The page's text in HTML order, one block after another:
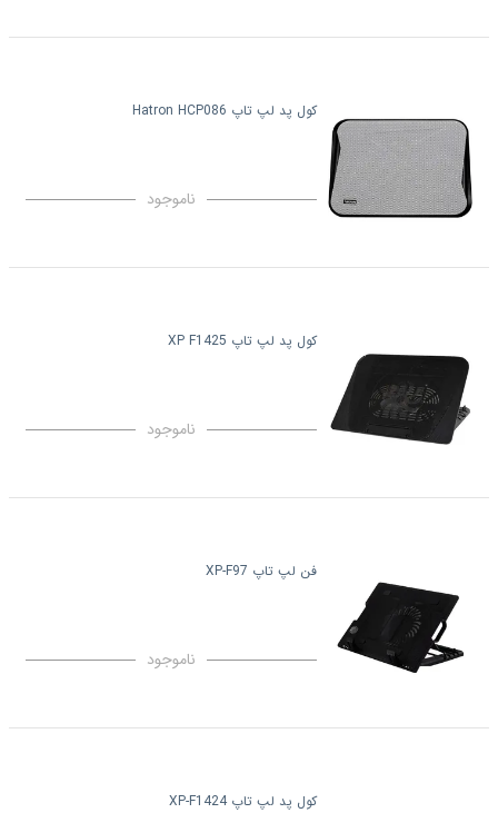
کول پد لپ تاپ Hatron HCP086
ناموجود
کول پد لپ تاپ XP F1425
ناموجود
فن لپ تاپ XP-F97
ناموجود
کول پد لپ تاپ XP-F1424